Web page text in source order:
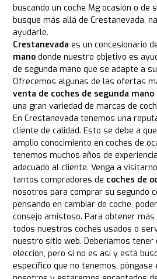
buscando un coche Mg ocasión o de
busque más allá de Crestanevada,
ayudarle.
Crestanevada es un concesionario
mano donde nuestro objetivo es
de segunda mano que se adapte a
Ofrecemos algunas de las ofertas
venta de coches de segunda mano
una gran variedad de marcas de
En Crestanevada tenemos una
cliente de calidad. Esto se debe a
amplio conocimiento en coches de
tenemos muchos años de
adecuado al cliente. Venga a
tantos compradores de coches de
nosotros para comprar su segundo
pensando en cambiar de coche,
consejo amistoso. Para obtener
todos nuestros coches usados o
nuestro sitio web. Deberíamos tener
elección, pero si no es así y está
específico que no tenemos, póngase